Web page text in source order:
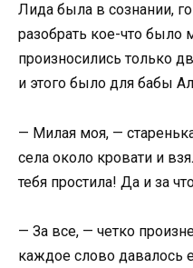
Лида была в сознании,
разобрать кое-что было
произносились только
и этого было для бабы
— Милая моя, —
села около кровати и
тебя простила! Да и за
— За все, — четко
каждое слово давалось